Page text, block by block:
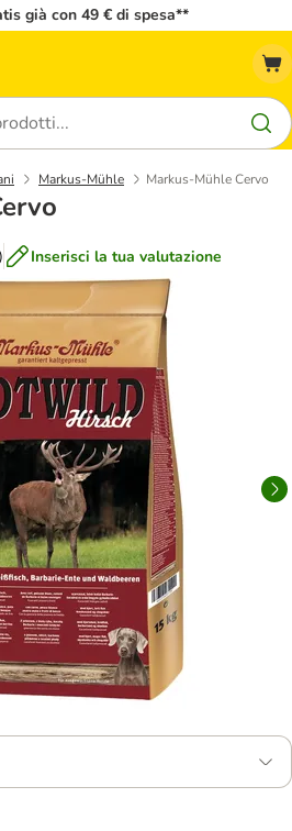
già con 49 € di spesa**
Markus-Mühle Markus-Mühle Cervo
) Inserisci la tua valutazione